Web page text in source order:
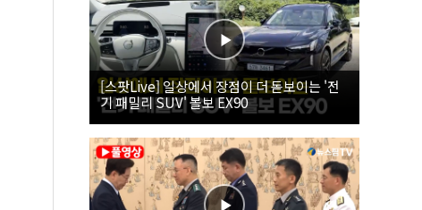
[스팟Live] 일상에서 장점이 더 돋보이는 '전
기 패밀리 SUV' 볼보 EX90